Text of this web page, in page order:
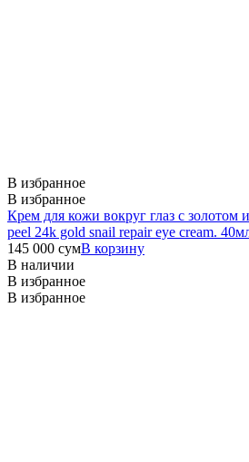
В избранное
В избранное
Крем для кожи вокруг глаз с
peel 24k gold snail repair eye cream.
145 000 сумВ корзину
В наличии
В избранное
В избранное